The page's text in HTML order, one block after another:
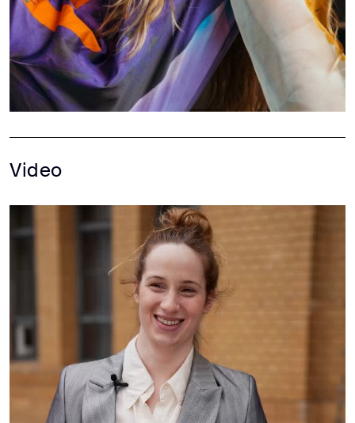
Video